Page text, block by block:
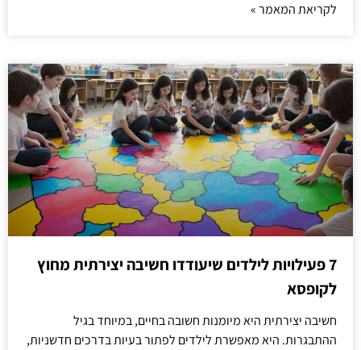
לקריאת המאמר »
7 פעילויות לילדים שיעודדו חשיבה יצירתית מחוץ
לקופסא
חשיבה יצירתית היא מיומנות חשובה בחיים, במיוחד בגיל
ההתבגרות. היא מאפשרת לילדים לפתור בעיות בדרכים חדשניות,